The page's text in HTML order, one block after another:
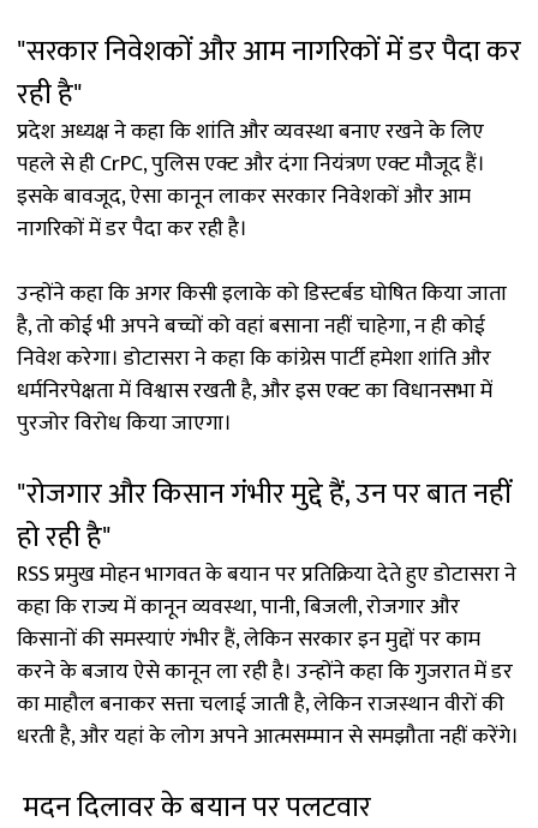
"सरकार निवेशकों और आम नागरिकों में डर पैदा कर
रही है"
प्रदेश अध्यक्ष ने कहा कि शांति और व्यवस्था बनाए रखने के लिए
पहले से ही CrPC, पुलिस एक्ट और दंगा नियंत्रण एक्ट मौजूद हैं।
इसके बावजूद, ऐसा कानून लाकर सरकार निवेशकों और आम
नागरिकों में डर पैदा कर रही है।
उन्होंने कहा कि अगर किसी इलाके को डिस्टर्बड घोषित किया जाता
है, तो कोई भी अपने बच्चों को वहां बसाना नहीं चाहेगा, न ही कोई
निवेश करेगा। डोटासरा ने कहा कि कांग्रेस पार्टी हमेशा शांति और
धर्मनिरपेक्षता में विश्वास रखती है, और इस एक्ट का विधानसभा में
पुरजोर विरोध किया जाएगा।
"रोजगार और किसान गंभीर मुद्दे हैं, उन पर बात नहीं
हो रही है"
RSS प्रमुख मोहन भागवत के बयान पर प्रतिक्रिया देते हुए डोटासरा ने
कहा कि राज्य में कानून व्यवस्था, पानी, बिजली, रोजगार और
किसानों की समस्याएं गंभीर हैं, लेकिन सरकार इन मुद्दों पर काम
करने के बजाय ऐसे कानून ला रही है। उन्होंने कहा कि गुजरात में डर
का माहौल बनाकर सत्ता चलाई जाती है, लेकिन राजस्थान वीरों की
धरती है, और यहां के लोग अपने आत्मसम्मान से समझौता नहीं करेंगे।
मदन दिलावर के बयान पर पलटवार